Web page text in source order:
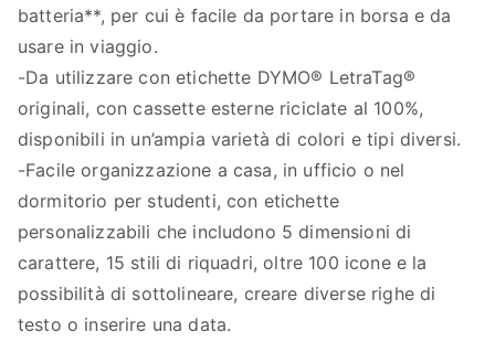
batteria**, per cui è facile da portare in borsa e da
usare in viaggio.
-Da utilizzare con etichette DYMO® LetraTag®
originali, con cassette esterne riciclate al 100%,
disponibili in un’ampia varietà di colori e tipi diversi.
-Facile organizzazione a casa, in ufficio o nel
dormitorio per studenti, con etichette
personalizzabili che includono 5 dimensioni di
carattere, 15 stili di riquadri, oltre 100 icone e la
possibilità di sottolineare, creare diverse righe di
testo o inserire una data.